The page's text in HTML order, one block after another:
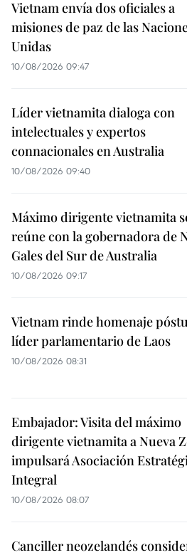
Vietnam envía dos oficiales a
misiones de paz de las
Unidas
10/08/2026 09:47
Líder vietnamita dialoga con
intelectuales y expertos
connacionales en Australia
10/08/2026 09:40
Máximo dirigente vietnamita
reúne con la gobernadora de
Gales del Sur de Australia
10/08/2026 09:17
Vietnam rinde homenaje
líder parlamentario de Laos
10/08/2026 08:31
Embajador: Visita del máximo
dirigente vietnamita a Nueva
impulsará Asociación
Integral
10/08/2026 08:07
Canciller neozelandés